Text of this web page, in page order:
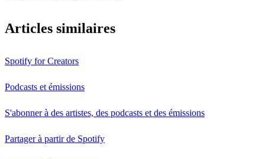
Articles similaires
Spotify for Creators
Podcasts et émissions
S'abonner à des artistes, des podcasts et des émissions
Partager à partir de Spotify